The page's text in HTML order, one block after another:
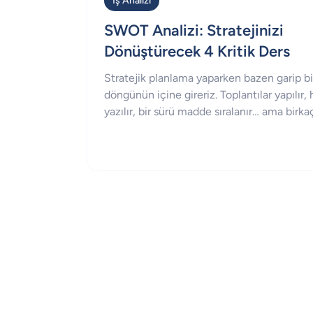
SWOT Analizi: Stratejinizi
Dönüştürecek 4 Kritik Ders
Stratejik planlama yaparken bazen garip
döngünün içine gireriz. Toplantılar yapılır,
yazılır, bir sürü madde sıralanır… ama